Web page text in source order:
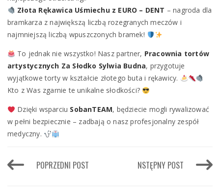
Złota Rękawica Uśmiechu z EURO – DENT – nagroda dla
bramkarza z największą liczbą rozegranych meczów i
najmniejszą liczbą wpuszczonych bramek!
To jednak nie wszystko! Nasz partner, Pracownia tortów
artystycznych Za Słodko Sylwia Budna, przygotuje
wyjątkowe torty w kształcie złotego buta i rękawicy.
Kto z Was zgarnie te unikalne słodkości?
Dzięki wsparciu SobanTEAM, będziecie mogli rywalizować
w pełni bezpiecznie – zadbają o nasz profesjonalny zespół
medyczny.
POPRZEDNI POST NSTĘPNY POST